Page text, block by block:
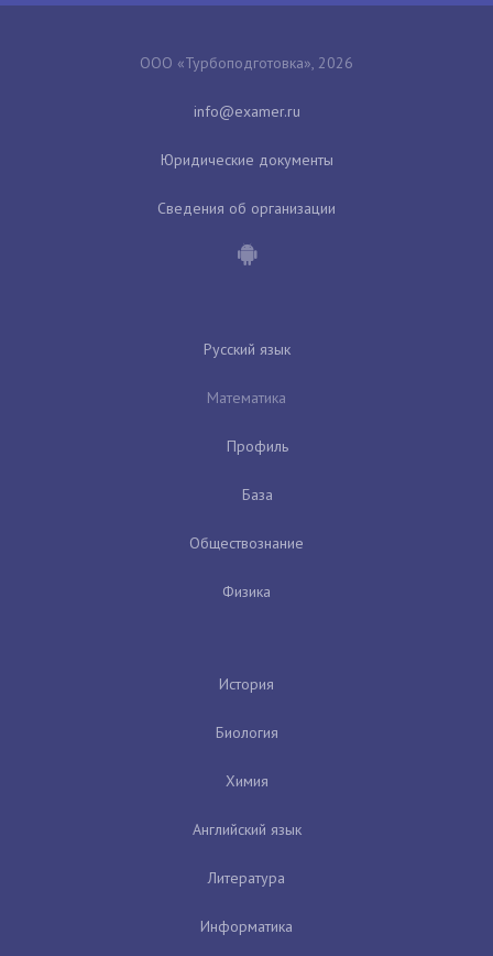
ООО «Турбоподготовка», 2026
Юридические документы
Сведения об организации
Русский язык
Математика
Профиль
База
Обществознание
Физика
История
Биология
Химия
Английский язык
Литература
Информатика